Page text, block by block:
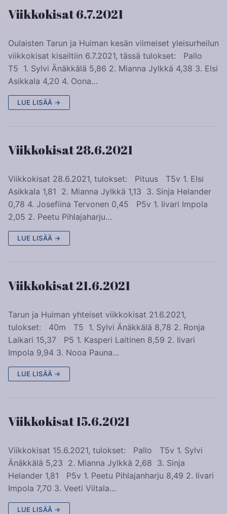
Viikkokisat 6.7.2021
Oulaisten Tarun ja Huiman kesän viimeiset yleisurheilun
viikkokisat kisailtiin 6.7.2021, tässä tulokset: Pallo
T5 1. Sylvi Änäkkälä 5,86 2. Mianna Jylkkä 4,38 3. Elsi
Asikkala 4,20 4. Oona…
LUE LISÄÄ →
Viikkokisat 28.6.2021
Viikkokisat 28.6.2021, tulokset: Pituus T5v 1. Elsi
Asikkala 1,81 2. Mianna Jylkkä 1,13 3. Sinja Helander
0,78 4. Josefiina Tervonen 0,45 P5v 1. Iivari Impola
2,05 2. Peetu Pihlajaharju…
LUE LISÄÄ →
Viikkokisat 21.6.2021
Tarun ja Huiman yhteiset viikkokisat 21.6.2021,
tulokset: 40m T5 1. Sylvi Änäkkälä 8,78 2. Ronja
Laikari 15,37 P5 1. Kasperi Laitinen 8,59 2. Iivari
Impola 9,94 3. Nooa Pauna…
LUE LISÄÄ →
Viikkokisat 15.6.2021
Viikkokisat 15.6.2021, tulokset: Pallo T5v 1. Sylvi
Änäkkälä 5,23 2. Mianna Jylkkä 2,68 3. Sinja
Helander 1,81 P5v 1. Peetu Pihlajanharju 8,49 2. Iivari
Impola 7,70 3. Veeti Viitala…
LUE LISÄÄ →